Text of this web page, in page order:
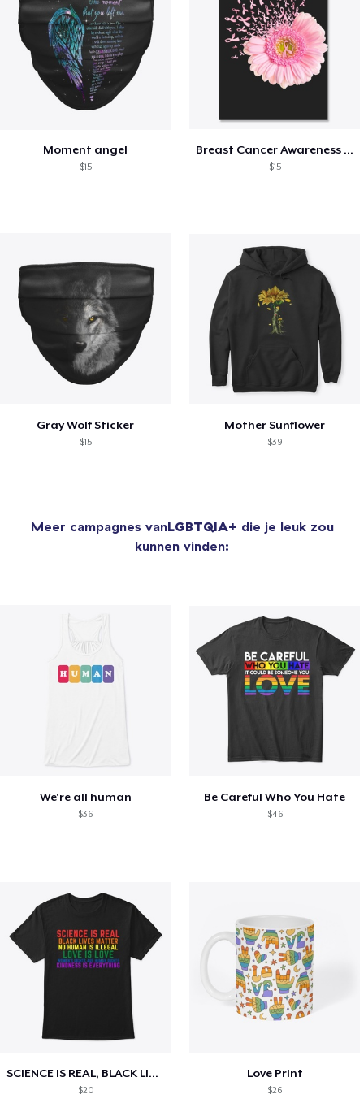
Moment angel
$15
Breast Cancer Awareness Daisy
$15
Gray Wolf Sticker
$15
Mother Sunflower
$39
Meer campagnes vanLGBTQIA+ die je leuk zou
kunnen vinden:
We're all human
$36
Be Careful Who You Hate
$46
SCIENCE IS REAL, BLACK LIVES MATTER
$20
Love Print
$26